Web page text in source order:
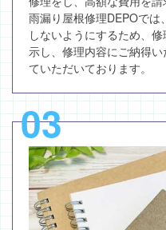
雨漏り屋根修理DEPOで
しないようにするため、
示し、修理内容にご納得
ていただいております。
03